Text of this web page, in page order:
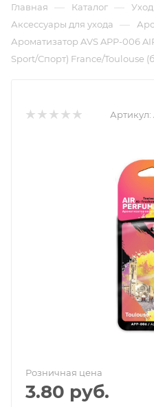
Главная — Каталог —
Аксессуары для ухода —
Ароматизатор AVS APP-006
Sport/Спорт) France/Toulouse
Артикул:
Розничная цена
3.80 руб.